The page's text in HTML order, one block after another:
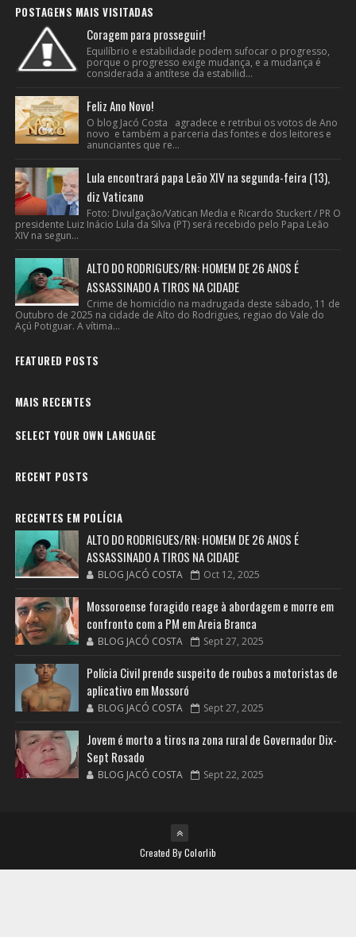
POSTAGENS MAIS VISITADAS
Coragem para prosseguir!
Equilíbrio e estabilidade podem sufocar o progresso,
porque o progresso exige mudança, e a mudança é
considerada a antítese da estabilid...
Feliz Ano Novo!
O blog Jacó Costa agradece e retribui os votos de Ano
novo e também a parceria das fontes e dos leitores e
anunciantes que re...
Lula encontrará papa Leão XIV na segunda-feira (13),
diz Vaticano
Foto: Divulgação/Vatican Media e Ricardo Stuckert / PR O
presidente Luiz Inácio Lula da Silva (PT) será recebido pelo Papa Leão
XIV na segun...
ALTO DO RODRIGUES/RN: HOMEM DE 26 ANOS É
ASSASSINADO A TIROS NA CIDADE
Crime de homicídio na madrugada deste sábado, 11 de
Outubro de 2025 na cidade de Alto do Rodrigues, regiao do Vale do
Açú Potiguar. A vítima...
FEATURED POSTS
MAIS RECENTES
SELECT YOUR OWN LANGUAGE
RECENT POSTS
RECENTES EM POLÍCIA
ALTO DO RODRIGUES/RN: HOMEM DE 26 ANOS É
ASSASSINADO A TIROS NA CIDADE
BLOG JACÓ COSTA Oct 12, 2025
Mossoroense foragido reage à abordagem e morre em
confronto com a PM em Areia Branca
BLOG JACÓ COSTA Sept 27, 2025
Polícia Civil prende suspeito de roubos a motoristas de
aplicativo em Mossoró
BLOG JACÓ COSTA Sept 27, 2025
Jovem é morto a tiros na zona rural de Governador Dix-
Sept Rosado
BLOG JACÓ COSTA Sept 22, 2025
Created ByColorlib